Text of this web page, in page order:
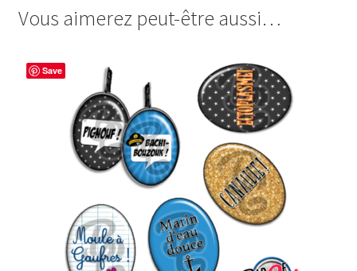
Vous aimerez peut-être aussi…
Save